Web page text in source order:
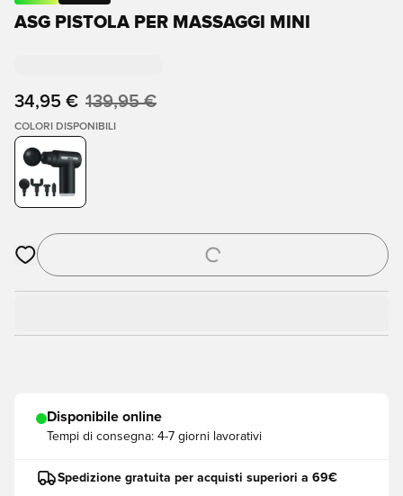
ASG PISTOLA PER MASSAGGI MINI
34,95 € 139,95 €
COLORI DISPONIBILI
Apre una finestra modale per accedere o registrarsi come
Disponibile online
Tempi di consegna: 4-7 giorni lavorativi
Spedizione gratuita per acquisti superiori a 69€